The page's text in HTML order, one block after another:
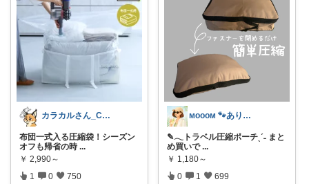
カラカルさん_CRCL😺朝コレ4時
布団一式入る圧縮袋！シーズン
オフも帰省の時 ...
￥ 2,990～
1 0 750
ᴍᴏᴏᴏᴍ 🐾ありがとうございます🐹
✎𓂃トラベル圧縮ポーチˎˊ˗ まと
め買いで ...
￥ 1,180～
0 1 699